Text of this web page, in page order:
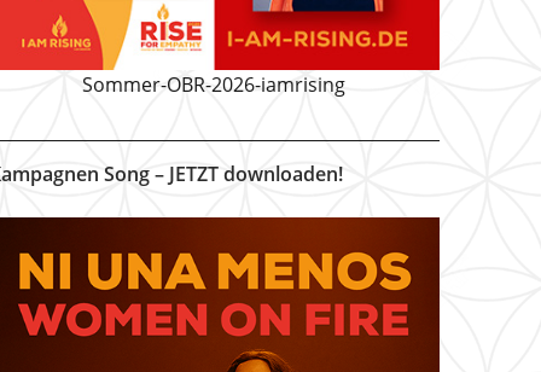
Sommer-OBR-2026-iamrising
Song – JETZT downloaden!